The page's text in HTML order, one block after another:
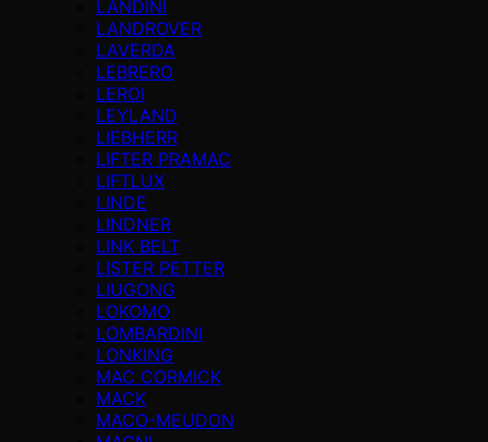
LANDINI
LANDROVER
LAVERDA
LEBRERO
LEROI
LEYLAND
LIEBHERR
LIFTER PRAMAC
LIFTLUX
LINDE
LINDNER
LINK BELT
LISTER PETTER
LIUGONG
LOKOMO
LOMBARDINI
LONKING
MAC CORMICK
MACK
MACO-MEUDON